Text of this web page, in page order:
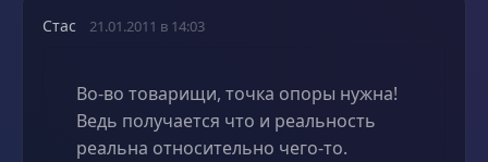
Стас 21.01.2011 в 14:03
Во-во товарищи, точка опоры нужна!
Ведь получается что и реальность
реальна относительно чего-то.